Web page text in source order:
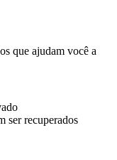
que ajudam você a
ser recuperados